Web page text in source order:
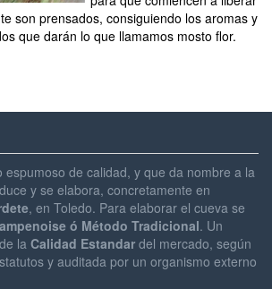
son prensados, consiguiendo los aromas y
que darán lo que llamamos mosto flor.
espumoso de calidad, y que da nombre a la
y se elabora, concretamente en
, en Toledo. Para elaborar el cueva se
ó Método Tradicional. Un
la Calidad Estandar del mercado, según
y auditada por un organismo externo